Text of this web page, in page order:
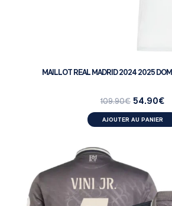
MAILLOT REAL MADRID 2024 2025
109.90€ 54.90€
AJOUTER AU PANIER